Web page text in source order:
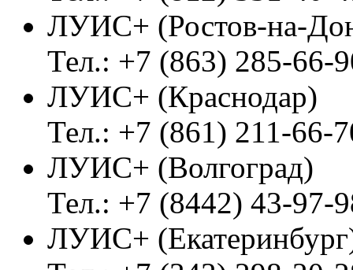
ЛУИС+ (Ростов-на-
Тел.: +7 (863) 285-66-
ЛУИС+ (Краснодар)
Тел.: +7 (861) 211-66-
ЛУИС+ (Волгоград)
Тел.: +7 (8442) 43-97-
ЛУИС+